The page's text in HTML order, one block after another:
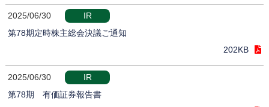
2025/06/30
IR
第78期定時株主総会決議ご通知
202KB
2025/06/30
IR
第78期 有価証券報告書